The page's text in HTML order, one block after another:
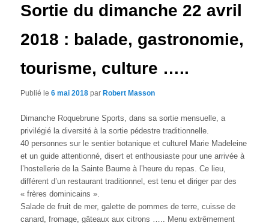
Sortie du dimanche 22 avril
2018 : balade, gastronomie,
tourisme, culture …..
Publié le6 mai 2018 par Robert Masson
Dimanche Roquebrune Sports, dans sa sortie mensuelle, a
privilégié la diversité à la sortie pédestre traditionnelle.
40 personnes sur le sentier botanique et culturel Marie Madeleine
et un guide attentionné, disert et enthousiaste pour une arrivée à
l’hostellerie de la Sainte Baume à l’heure du repas. Ce lieu,
différent d’un restaurant traditionnel, est tenu et diriger par des
« frères dominicains ».
Salade de fruit de mer, galette de pommes de terre, cuisse de
canard, fromage, gâteaux aux citrons ….. Menu extrêmement